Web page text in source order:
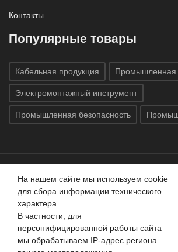
Контакты
Популярные товары
Кабельная продукция Промышленная
Электромонтажный инструмент
Промышленная безопасность
Все права защищены © 2020 ГК
защищены.Использование материалов с
Данный сайт не является публичной
положениями статей 437 (2)
На нашем сайте мы используем cookie
для сбора информации технического
характера.
В частности, для
персонифицированной работы сайта
мы обрабатываем IP-адрес региона